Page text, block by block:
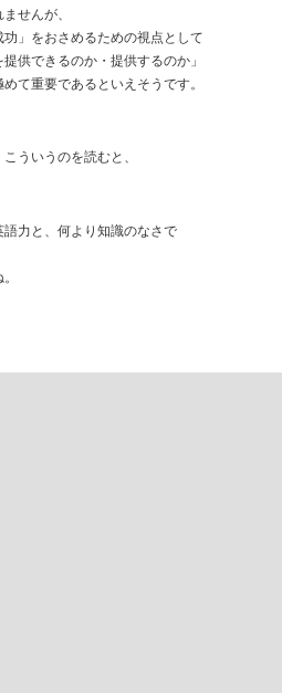
せんが、
」をおさめるための視点として
供できるのか・提供するのか」
て重要であるといえそうです。
ういうのを読むと、
力と、何より知識のなさで